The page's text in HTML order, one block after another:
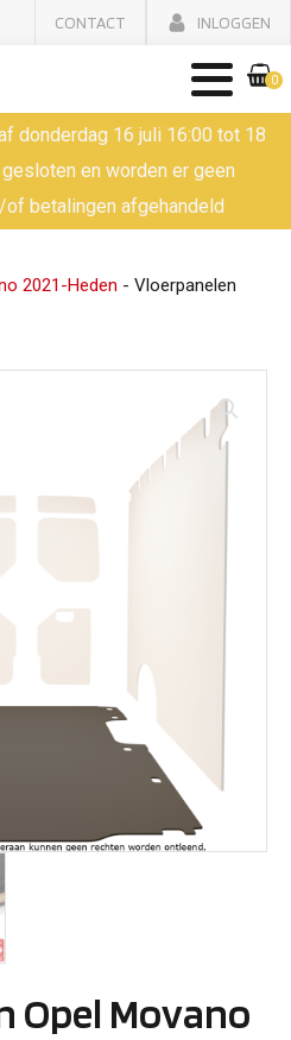
CONTACT INLOGGEN
0
donderdag 16 juli 16:00 tot 18
en worden er geen
betalingen afgehandeld
2021-Heden - Vloerpanelen
Opel Movano